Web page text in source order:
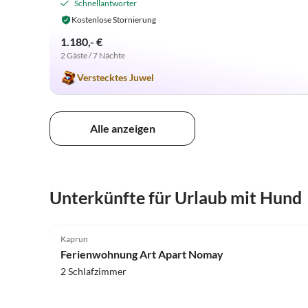
Schnellantworter
Kostenlose Stornierung
1.180,- €
2 Gäste / 7 Nächte
Verstecktes Juwel
Alle anzeigen
Unterkünfte für Urlaub mit Hund
Kaprun
Ferienwohnung Art Apart Nomay
2 Schlafzimmer